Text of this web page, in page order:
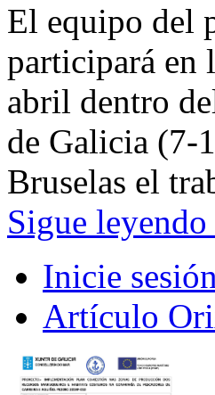
El equipo del
participará en
abril dentro
de Galicia (7-
Bruselas el
Sigue leyendo
Inicie sesión
Artículo